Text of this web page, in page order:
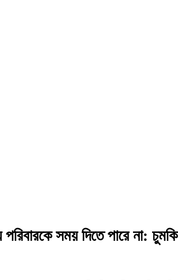
সময় দিতে পারে না: চুমকি